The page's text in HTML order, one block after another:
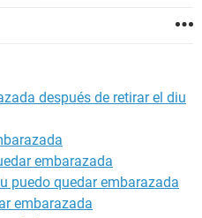
después de retirar el diu
embarazada
puedo quedar embarazada
embarazada